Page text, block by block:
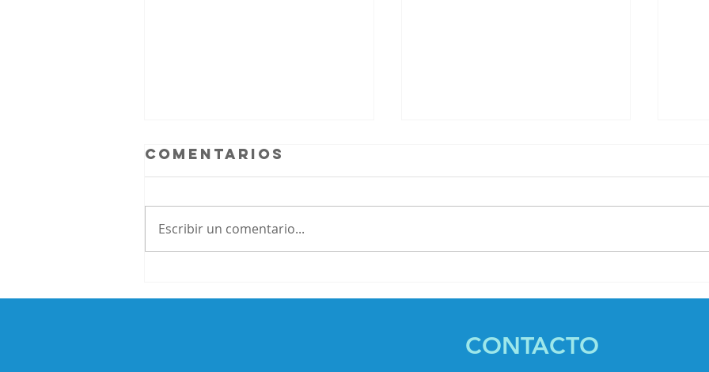
Beneficios del
felicidad soy
clave en la
autogestión
y
Comentarios
Escribir un comentario...
CONTACTO